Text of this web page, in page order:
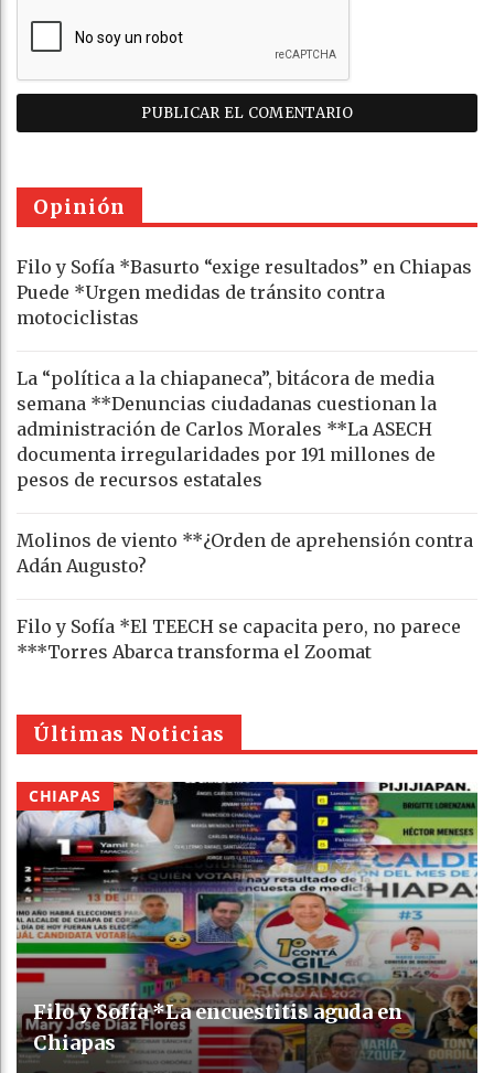
Opinión
Filo y Sofía *Basurto “exige resultados” en Chiapas
Puede *Urgen medidas de tránsito contra
motociclistas
La “política a la chiapaneca”, bitácora de media
semana **Denuncias ciudadanas cuestionan la
administración de Carlos Morales **La ASECH
documenta irregularidades por 191 millones de
pesos de recursos estatales
Molinos de viento **¿Orden de aprehensión contra
Adán Augusto?
Filo y Sofía *El TEECH se capacita pero, no parece
***Torres Abarca transforma el Zoomat
Últimas Noticias
CHIAPAS
Filo y Sofía *La encuestitis aguda en
Chiapas